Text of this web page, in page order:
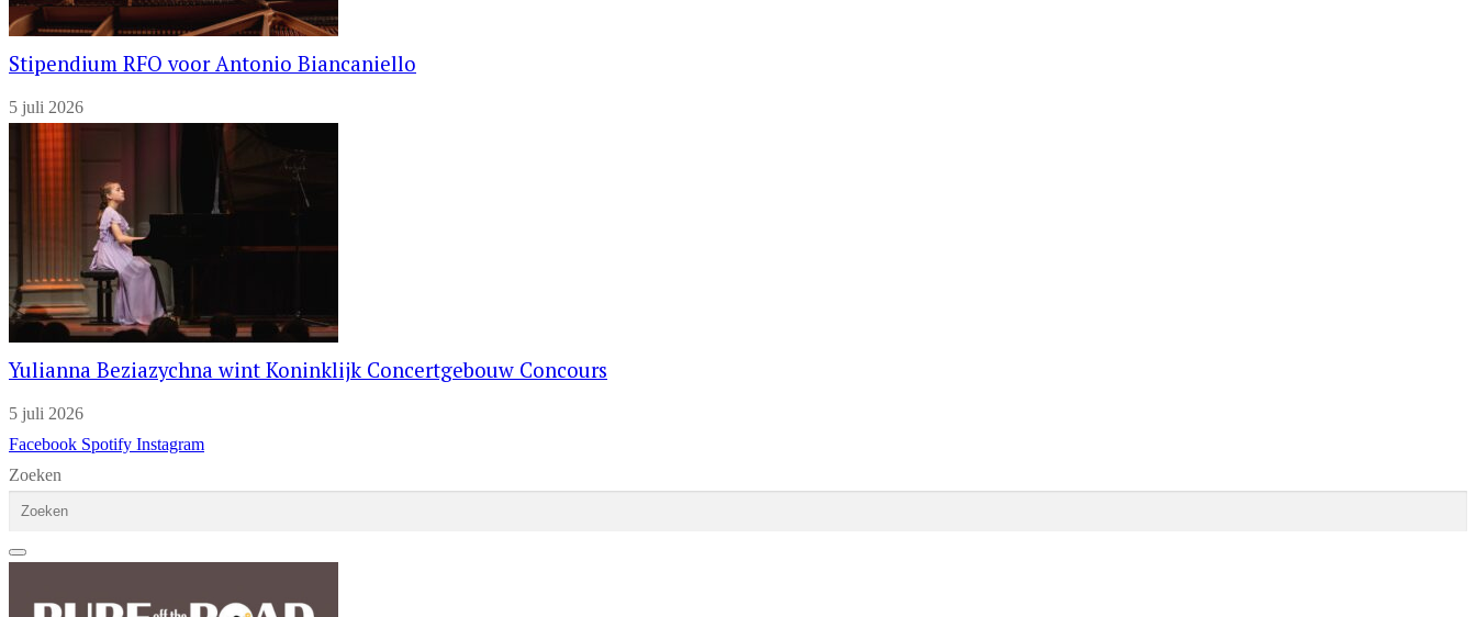
Stipendium RFO voor Antonio Biancaniello
5 juli 2026
Yulianna Beziazychna wint Koninklijk Concertgebouw Concours
5 juli 2026
Facebook Spotify Instagram
Zoeken